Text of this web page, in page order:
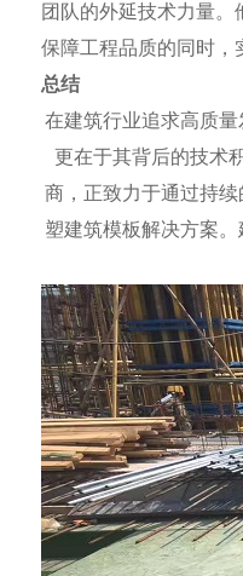
团队的外延技术力量
保障工程品质的同时，
总结
在建筑行业追求高质量
更在于其背后的技术
商，正致力于通过持
塑建筑模板解决方案